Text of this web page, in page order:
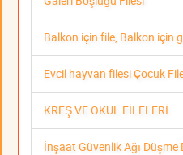
Balkon için file, Balkon için
Evcil hayvan filesi Çocuk
KREŞ VE OKUL FİLELERİ
İnşaat Güvenlik Ağı